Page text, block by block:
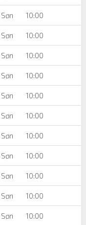
Søn 10:00
Søn 10:00
Søn 10:00
Søn 10:00
Søn 10:00
Søn 10:00
Søn 10:00
Søn 10:00
Søn 10:00
Søn 10:00
Søn 10:00